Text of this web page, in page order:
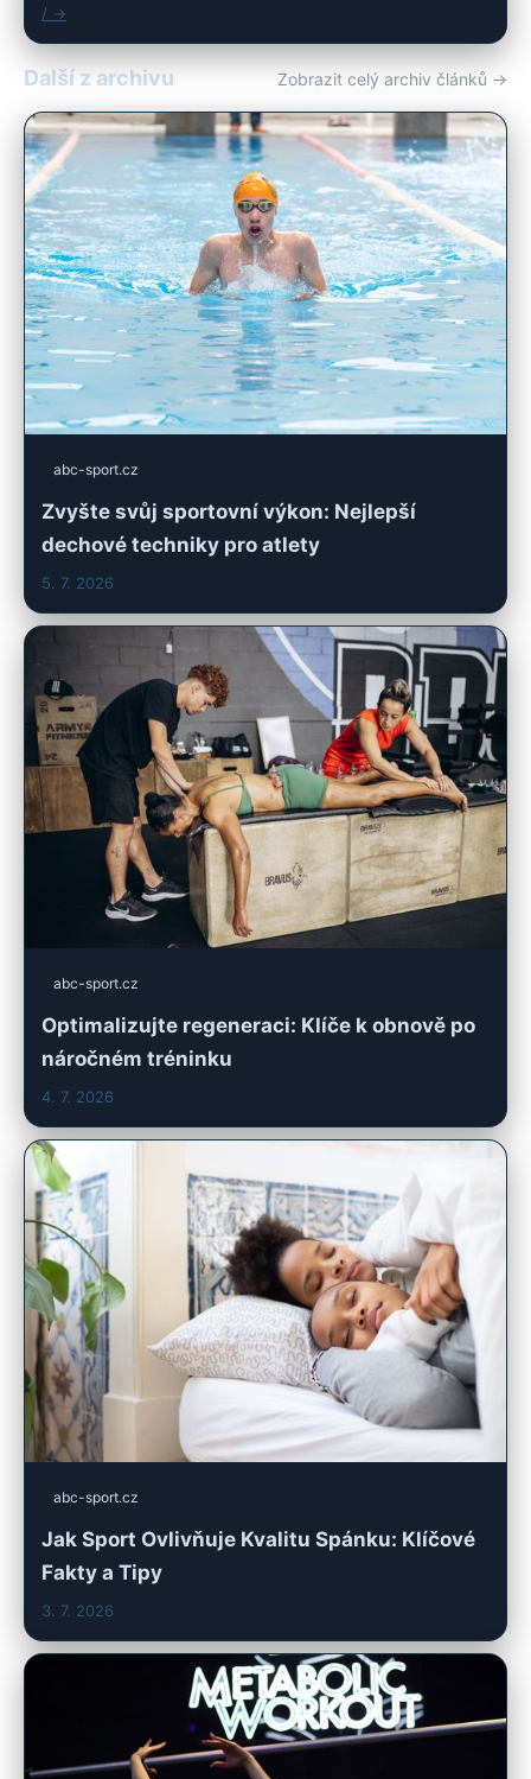
/ →
Další z archivu Zobrazit celý archiv článků →
abc-sport.cz
Zvyšte svůj sportovní výkon: Nejlepší
dechové techniky pro atlety
5. 7. 2026
abc-sport.cz
Optimalizujte regeneraci: Klíče k obnově po
náročném tréninku
4. 7. 2026
abc-sport.cz
Jak Sport Ovlivňuje Kvalitu Spánku: Klíčové
Fakty a Tipy
3. 7. 2026